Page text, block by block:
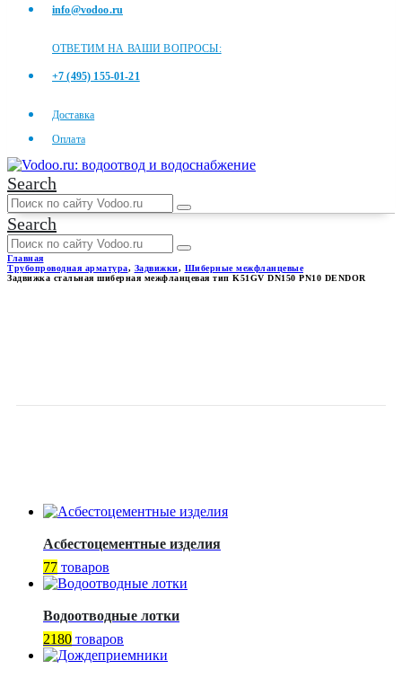
info@vodoo.ru
ОТВЕТИМ НА ВАШИ ВОПРОСЫ:
+7 (495) 155-01-21
Доставка
Оплата
Search
Search
Главная
Трубопроводная арматура, Задвижки, Шиберные межфланцевые
Задвижка стальная шиберная межфланцевая тип K51GV DN150 PN10 DENDOR
Асбестоцементные изделия
77 товаров
Водоотводные лотки
2180 товаров